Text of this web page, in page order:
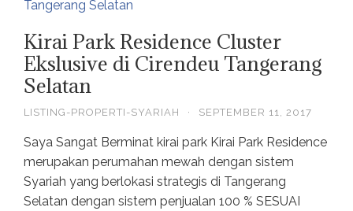
Kirai Park Residence Cluster
Ekslusive di Cirendeu Tangerang
Selatan
LISTING-PROPERTI-SYARIAH · SEPTEMBER 11, 2017
Saya Sangat Berminat kirai park Kirai Park Residence
merupakan perumahan mewah dengan sistem
Syariah yang berlokasi strategis di Tangerang
Selatan dengan sistem penjualan 100 % SESUAI